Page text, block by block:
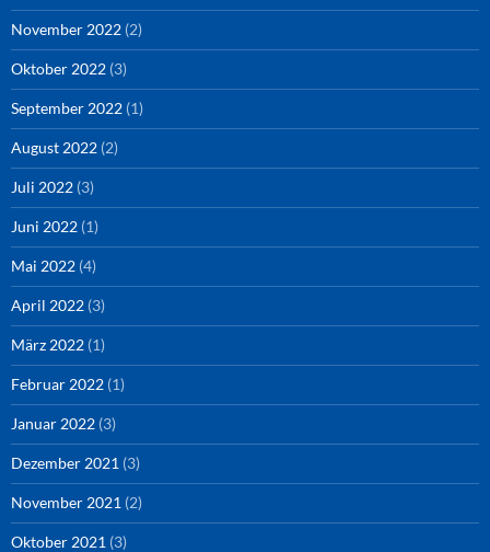
November 2022 (2)
Oktober 2022 (3)
September 2022 (1)
August 2022 (2)
Juli 2022 (3)
Juni 2022 (1)
Mai 2022 (4)
April 2022 (3)
März 2022 (1)
Februar 2022 (1)
Januar 2022 (3)
Dezember 2021 (3)
November 2021 (2)
Oktober 2021 (3)